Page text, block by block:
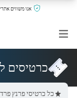
אנו משווים
כרטיסים ל